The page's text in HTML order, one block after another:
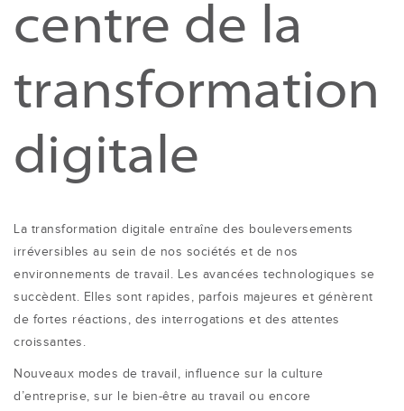
centre de la
transformation
digitale
La transformation digitale entraîne des bouleversements
irréversibles au sein de nos sociétés et de nos
environnements de travail. Les avancées technologiques se
succèdent. Elles sont rapides, parfois majeures et génèrent
de fortes réactions, des interrogations et des attentes
croissantes.
Nouveaux modes de travail, influence sur la culture
d’entreprise, sur le bien-être au travail ou encore